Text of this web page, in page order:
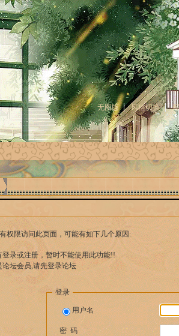
无图版 风格切换
权限访问此页面，可能有如下几个原因:
登录或注册，暂时不能使用此功能!!
论坛会员,请先登录论坛
登录
用户名
密 码